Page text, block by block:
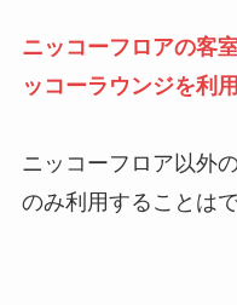
ニッコーフロアの客
ッコーラウンジを利
ニッコーフロア以外
のみ利用することは